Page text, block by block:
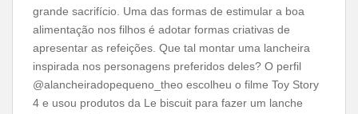
grande sacrifício. Uma das formas de estimular a boa
alimentação nos filhos é adotar formas criativas de
apresentar as refeições. Que tal montar uma lancheira
inspirada nos personagens preferidos deles? O perfil
@alancheiradopequeno_theo escolheu o filme Toy Story
4 e usou produtos da Le biscuit para fazer um lanche